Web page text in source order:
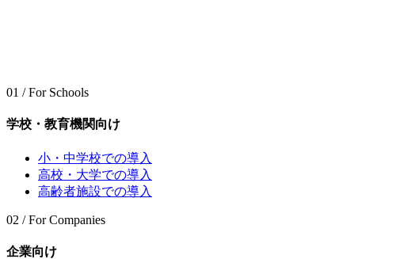
01 / For Schools
学校・教育機関向け
小・中学校での導入
高校・大学での導入
高齢者施設での導入
02 / For Companies
企業向け